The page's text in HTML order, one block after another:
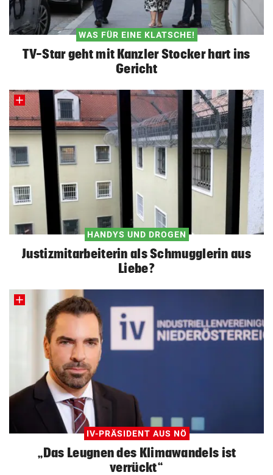
WAS FÜR EINE KLATSCHE!
TV-Star geht mit Kanzler Stocker hart ins
Gericht
HANDYS UND DROGEN
Justizmitarbeiterin als Schmugglerin aus
Liebe?
IV-PRÄSIDENT AUS NÖ
„Das Leugnen des Klimawandels ist
verrückt“